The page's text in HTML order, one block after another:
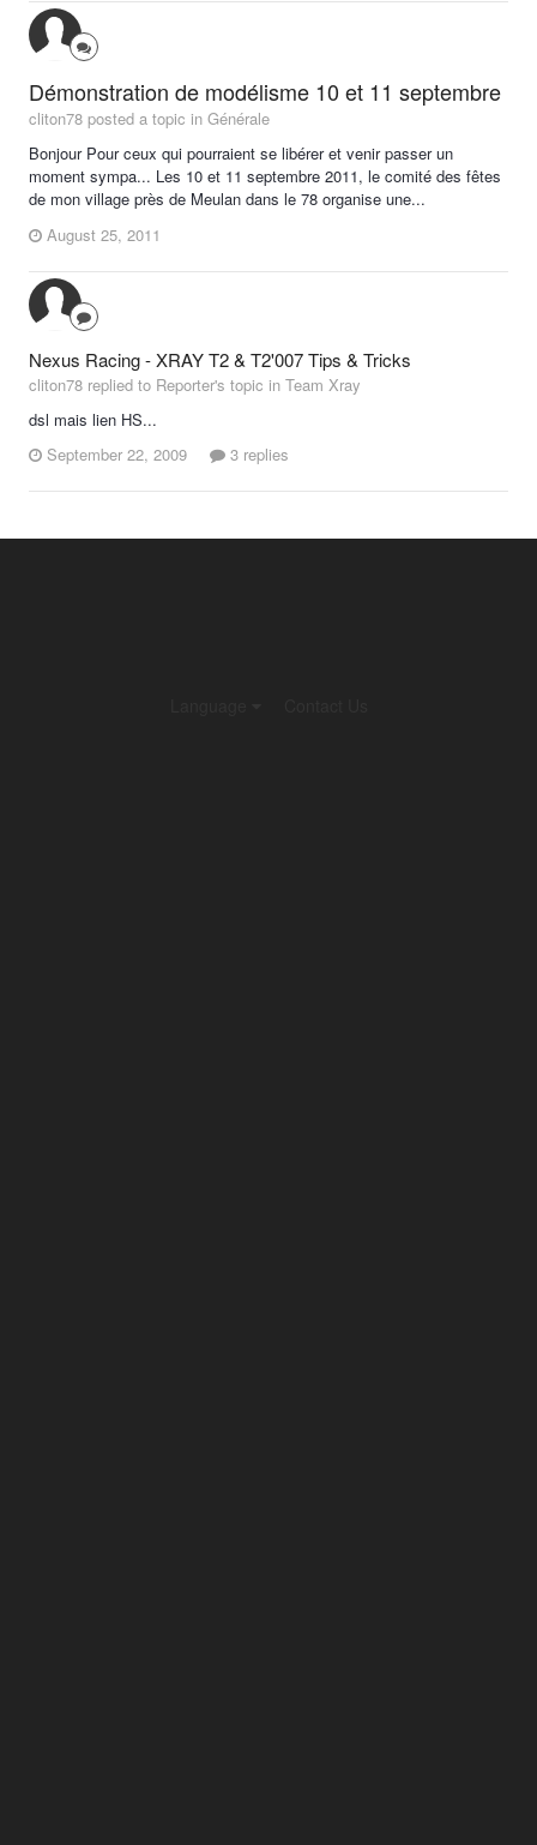
Démonstration de modélisme 10 et 11 septembre
cliton78 posted a topic in Générale
Bonjour Pour ceux qui pourraient se libérer et venir passer un
moment sympa... Les 10 et 11 septembre 2011, le comité des fêtes
de mon village près de Meulan dans le 78 organise une...
August 25, 2011
Nexus Racing - XRAY T2 & T2'007 Tips & Tricks
cliton78 replied to Reporter's topic in Team Xray
dsl mais lien HS...
September 22, 2009
3 replies